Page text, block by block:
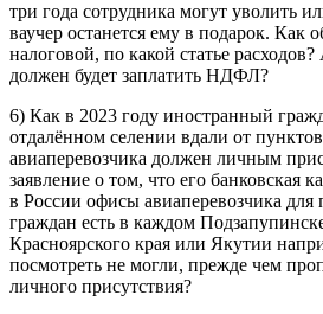
три года сотрудника могут уволить
ваучер останется ему в подарок. Как
налоговой, по какой статье
должен будет заплатить НДФЛ?
6) Как в 2023 году иностранный
отдалённом селении вдали от
авиаперевозчика должен личным
заявление о том, что его банковская
в России офисы авиаперевозчика для
граждан есть в каждом
Красноярского края или Якутии
посмотреть не могли, прежде чем
личного присутствия?